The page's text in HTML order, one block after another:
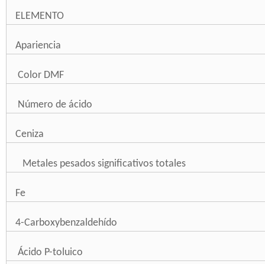
ELEMENTO
Apariencia
Color DMF
Número de ácido
Ceniza
Metales pesados significativos totales
Fe
4-Carboxybenzaldehído
Ácido P-toluico